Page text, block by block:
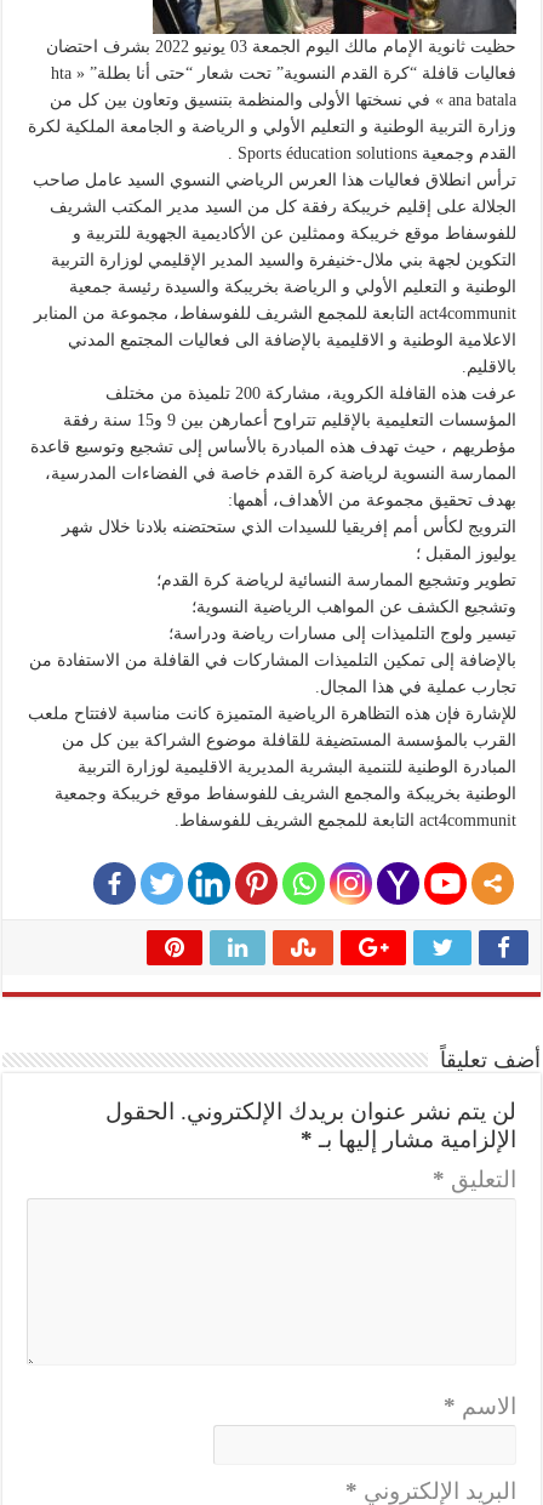
حظيت ثانوية الإمام مالك اليوم الجمعة 03 يونيو 2022 بشرف احتضان
فعاليات قافلة “كرة القدم النسوية” تحت شعار “حتى أنا بطلة” « hta
ana batala » في نسختها الأولى والمنظمة بتنسيق وتعاون بين كل من
وزارة التربية الوطنية و التعليم الأولي و الرياضة و الجامعة الملكية لكرة
القدم وجمعية Sports éducation solutions .
ترأس انطلاق فعاليات هذا العرس الرياضي النسوي السيد عامل صاحب
الجلالة على إقليم خريبكة رفقة كل من السيد مدير المكتب الشريف
للفوسفاط موقع خريبكة وممثلين عن الأكاديمية الجهوية للتربية و
التكوين لجهة بني ملال-خنيفرة والسيد المدير الإقليمي لوزارة التربية
الوطنية و التعليم الأولي و الرياضة بخريبكة والسيدة رئيسة جمعية
act4communit التابعة للمجمع الشريف للفوسفاط، مجموعة من المنابر
الاعلامية الوطنية و الاقليمية بالإضافة الى فعاليات المجتمع المدني
بالاقليم.
عرفت هذه القافلة الكروية، مشاركة 200 تلميذة من مختلف
المؤسسات التعليمية بالإقليم تتراوح أعمارهن بين 9 و15 سنة رفقة
مؤطريهم ، حيث تهدف هذه المبادرة بالأساس إلى تشجيع وتوسيع قاعدة
الممارسة النسوية لرياضة كرة القدم خاصة في الفضاءات المدرسية،
بهدف تحقيق مجموعة من الأهداف، أهمها:
الترويج لكأس أمم إفريقيا للسيدات الذي ستحتضنه بلادنا خلال شهر
يوليوز المقبل ؛
تطوير وتشجيع الممارسة النسائية لرياضة كرة القدم؛
وتشجيع الكشف عن المواهب الرياضية النسوية؛
تيسير ولوج التلميذات إلى مسارات رياضة ودراسة؛
بالإضافة إلى تمكين التلميذات المشاركات في القافلة من الاستفادة من
تجارب عملية في هذا المجال.
للإشارة فإن هذه التظاهرة الرياضية المتميزة كانت مناسبة لافتتاح ملعب
القرب بالمؤسسة المستضيفة للقافلة موضوع الشراكة بين كل من
المبادرة الوطنية للتنمية البشرية المديرية الاقليمية لوزارة التربية
الوطنية بخريبكة والمجمع الشريف للفوسفاط موقع خريبكة وجمعية
act4communit التابعة للمجمع الشريف للفوسفاط.
أضف تعليقاً
لن يتم نشر عنوان بريدك الإلكتروني.
الحقول
الإلزامية مشار إليها بـ *
التعليق *
الاسم *
البريد الإلكتروني *